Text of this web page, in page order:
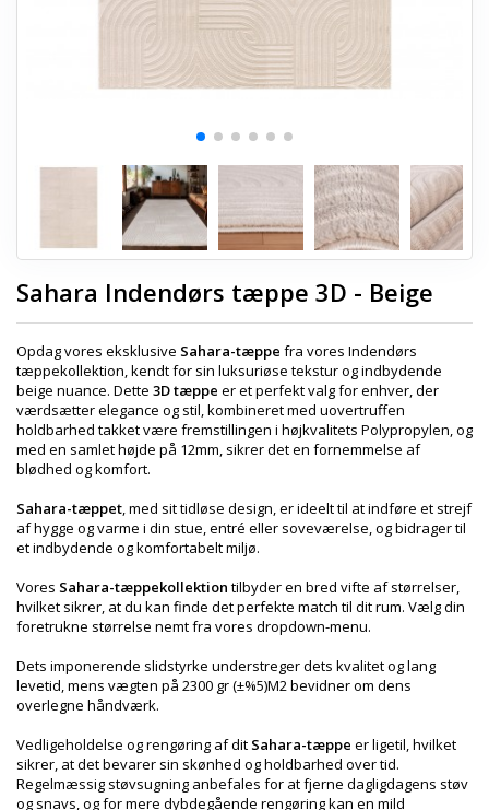
SPAR PENGE PÅ UDVALGTE VARER
Sahara Indendørs tæppe 3D - Beige
Opdag vores eksklusive Sahara-tæppe fra vores Indendørs
tæppekollektion, kendt for sin luksuriøse tekstur og indbydende
beige nuance. Dette 3D tæppe er et perfekt valg for enhver, der
værdsætter elegance og stil, kombineret med uovertruffen
holdbarhed takket være fremstillingen i højkvalitets Polypropylen, og
med en samlet højde på 12mm, sikrer det en fornemmelse af
blødhed og komfort.
Sahara-tæppet, med sit tidløse design, er ideelt til at indføre et strejf
af hygge og varme i din stue, entré eller soveværelse, og bidrager til
et indbydende og komfortabelt miljø.
Vores Sahara-tæppekollektion tilbyder en bred vifte af størrelser,
hvilket sikrer, at du kan finde det perfekte match til dit rum. Vælg din
foretrukne størrelse nemt fra vores dropdown-menu.
Dets imponerende slidstyrke understreger dets kvalitet og lang
levetid, mens vægten på 2300 gr (±%5)M2 bevidner om dens
overlegne håndværk.
Vedligeholdelse og rengøring af dit Sahara-tæppe er ligetil, hvilket
sikrer, at det bevarer sin skønhed og holdbarhed over tid.
Regelmæssig støvsugning anbefales for at fjerne dagligdagens støv
og snavs, og for mere dybdegående rengøring kan en mild